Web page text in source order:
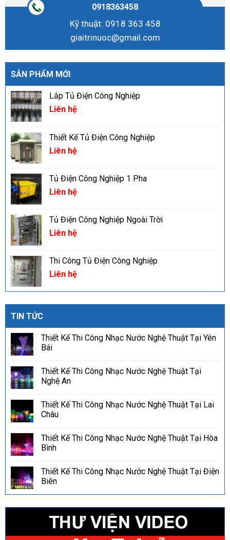
0918363458
Kỹ thuật: 0918 363 458
giaitrinuoc@gmail.com
SẢN PHẨM MỚI
Lắp Tủ Điện Công Nghiệp
Liên hệ
Thiết Kế Tủ Điện Công Nghiệp
Liên hệ
Tủ Điện Công Nghiệp 1 Pha
Liên hệ
Tủ Điện Công Nghiệp Ngoài Trời
Liên hệ
Thi Công Tủ Điện Công Nghiệp
Liên hệ
TIN TỨC
Thiết Kế Thi Công Nhạc Nước Nghệ Thuật Tại Yên
Bái
Thiết Kế Thi Công Nhạc Nước Nghệ Thuật Tại
Nghệ An
Thiết Kế Thi Công Nhạc Nước Nghệ Thuật Tại Lai
Châu
Thiết Kế Thi Công Nhạc Nước Nghệ Thuật Tại Hòa
Bình
Thiết Kế Thi Công Nhạc Nước Nghệ Thuật Tại Điện
Biên